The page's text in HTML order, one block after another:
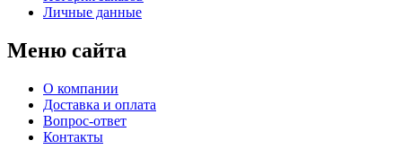
Личные данные
Меню сайта
О компании
Доставка и оплата
Вопрос-ответ
Контакты